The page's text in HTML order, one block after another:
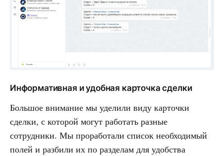
Информативная и удобная карточка сделки
Большое внимание мы уделили виду карточки
сделки, с которой могут работать разные
сотрудники. Мы проработали список необходимый
полей и разбили их по разделам для удобства